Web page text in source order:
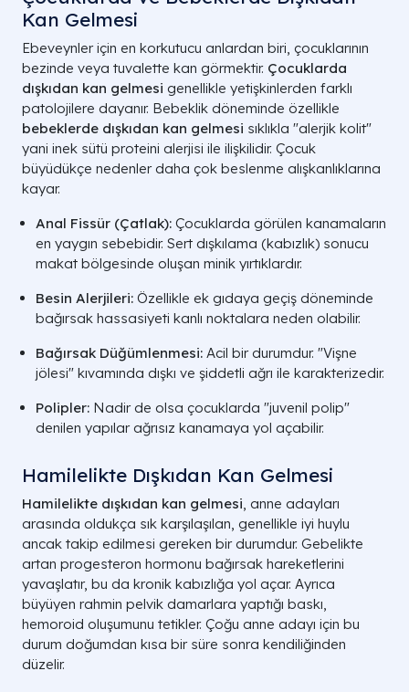
Kan Gelmesi
Ebeveynler için en korkutucu anlardan biri, çocuklarının
bezinde veya tuvalette kan görmektir. Çocuklarda
dışkıdan kan gelmesi genellikle yetişkinlerden farklı
patolojilere dayanır. Bebeklik döneminde özellikle
bebeklerde dışkıdan kan gelmesi sıklıkla "alerjik kolit"
yani inek sütü proteini alerjisi ile ilişkilidir. Çocuk
büyüdükçe nedenler daha çok beslenme alışkanlıklarına
kayar.
Anal Fissür (Çatlak): Çocuklarda görülen kanamaların
en yaygın sebebidir. Sert dışkılama (kabızlık) sonucu
makat bölgesinde oluşan minik yırtıklardır.
Besin Alerjileri: Özellikle ek gıdaya geçiş döneminde
bağırsak hassasiyeti kanlı noktalara neden olabilir.
Bağırsak Düğümlenmesi: Acil bir durumdur. "Vişne
jölesi" kıvamında dışkı ve şiddetli ağrı ile karakterizedir.
Polipler: Nadir de olsa çocuklarda "juvenil polip"
denilen yapılar ağrısız kanamaya yol açabilir.
Hamilelikte Dışkıdan Kan Gelmesi
Hamilelikte dışkıdan kan gelmesi anne adayları
arasında oldukça sık karşılaşılan, genellikle iyi huylu
ancak takip edilmesi gereken bir durumdur. Gebelikte
artan progesteron hormonu bağırsak hareketlerini
yavaşlatır, bu da kronik kabızlığa yol açar. Ayrıca
büyüyen rahmin pelvik damarlara yaptığı baskı,
hemoroid oluşumunu tetikler. Çoğu anne adayı için bu
durum doğumdan kısa bir süre sonra kendiliğinden
düzelir.